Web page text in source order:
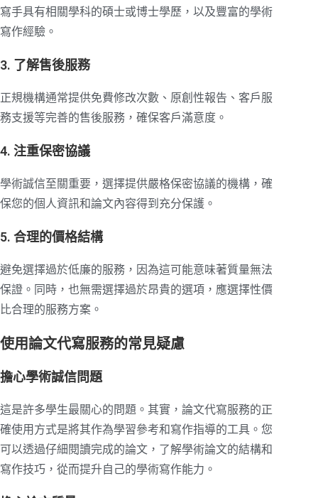
寫手具有相關學科的碩士或博士學歷，以及豐富的學術
寫作經驗。
3. 了解售後服務
正規機構通常提供免費修改次數、原創性報告、客戶服
務支援等完善的售後服務，確保客戶滿意度。
4. 注重保密協議
學術誠信至關重要，選擇提供嚴格保密協議的機構，確
保您的個人資訊和論文內容得到充分保護。
5. 合理的價格結構
避免選擇過於低廉的服務，因為這可能意味著質量無法
保證。同時，也無需選擇過於昂貴的選項，應選擇性價
比合理的服務方案。
使用論文代寫服務的常見疑慮
擔心學術誠信問題
這是許多學生最關心的問題。其實，論文代寫服務的正
確使用方式是將其作為學習參考和寫作指導的工具。您
可以透過仔細閱讀完成的論文，了解學術論文的結構和
寫作技巧，從而提升自己的學術寫作能力。